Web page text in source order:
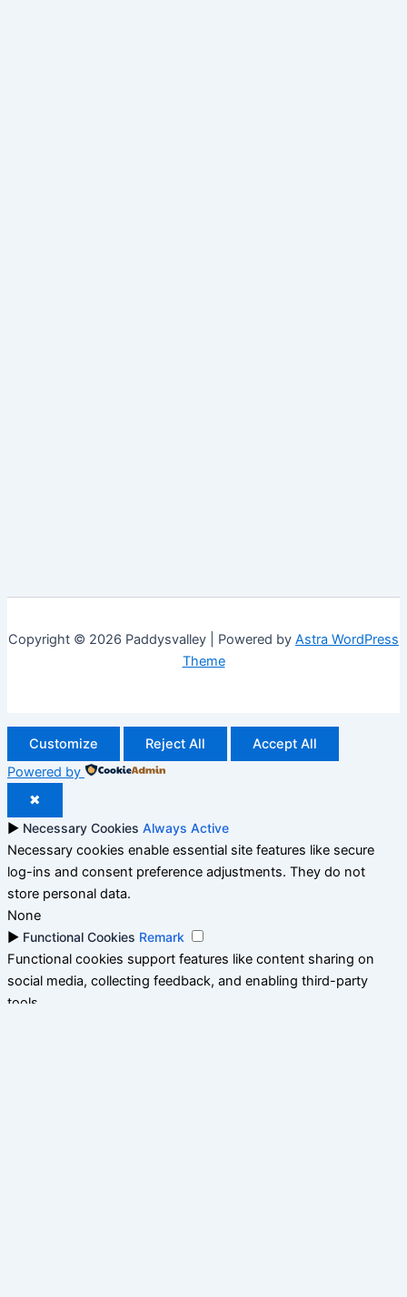
Copyright © 2026 Paddysvalley | Powered by Astra WordPress
Theme
Customize Reject All
Accept All
Powered by
✖
► Necessary Cookies Always Active
Necessary cookies enable essential site features like secure
log-ins and consent preference adjustments. They do not
store personal data.
None
► Functional Cookies Remark
Functional cookies support features like content sharing on
social media, collecting feedback, and enabling third-party
tools.